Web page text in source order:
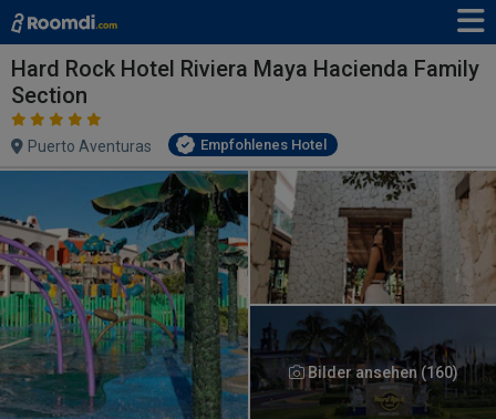
Hard Rock Hotel Riviera Maya Hacienda Family
Section
Puerto Aventuras Empfohlenes Hotel
Bilder ansehen (160)